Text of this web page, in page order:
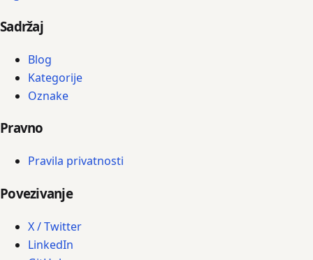
Sadržaj
Blog
Kategorije
Oznake
Pravno
Pravila privatnosti
Povezivanje
X / Twitter
LinkedIn